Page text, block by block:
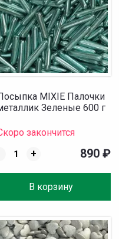
MIXIE Палочки
Зеленые 600 г
закончится
+
В корзину
890 ₽